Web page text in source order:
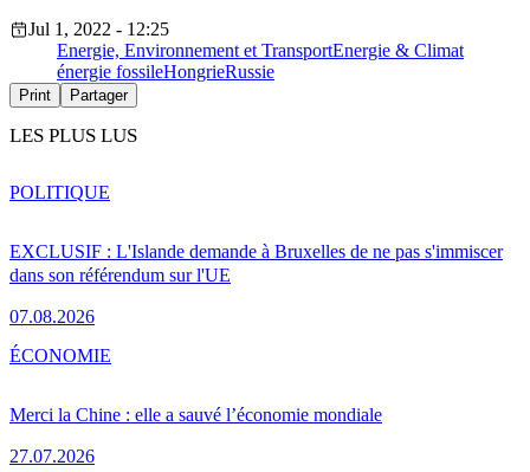
Jul 1, 2022 - 12:25
Energie, Environnement et TransportEnergie & Climat
énergie fossileHongrieRussie
Print Partager
LES PLUS LUS
EXCLUSIF : L'Islande demande à Bruxelles de ne pas s'immiscer
dans son référendum sur l'UE
07.08.2026
POLITIQUE
Merci la Chine : elle a sauvé l’économie mondiale
27.07.2026
ÉCONOMIE